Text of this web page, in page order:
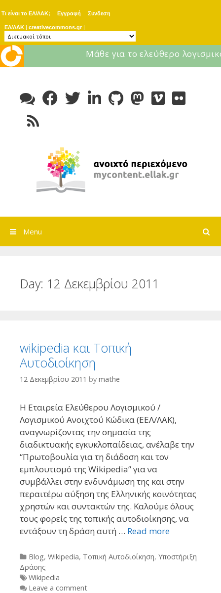
Τι είναι το ΕΛ/ΛΑΚ; Εγγραφή Συνδεση
ΕΛ/ΛΑΚ | creativecommons.gr |
Μάθε για το ελεύθερο
content
Search
Menu
Day: 12 Δεκεμβρίου 2011
wikipedia και Τοπική
Αυτοδιοίκηση
12 Δεκεμβρίου 2011 by mathe
Η Εταιρεία Ελεύθερου Λογισμικού /
Λογισμικού Ανοιχτού Κώδικα (ΕΕΛ/ΛΑΚ),
αναγνωρίζοντας την σημασία της
διαδικτυακής εγκυκλοπαίδειας, ανέλαβε την
“Πρωτοβουλία για τη διάδοση και τον
εμπλουτισμό της Wikipedia” για να
συμβάλλει στην ενδυνάμωση της και στην
περαιτέρω αύξηση της Ελληνικής κοινότητας
χρηστών και συντακτών της. Καλούμε όλους
τους φορείς της τοπικής αυτοδιοίκησης, να
εντάξουν τη δράση αυτή … Read more
Categories
Blog, Wikipedia, Τοπική Αυτοδιοίκηση, Υποστήριξη
Δράσης
Tags
Wikipedia
Leave a comment